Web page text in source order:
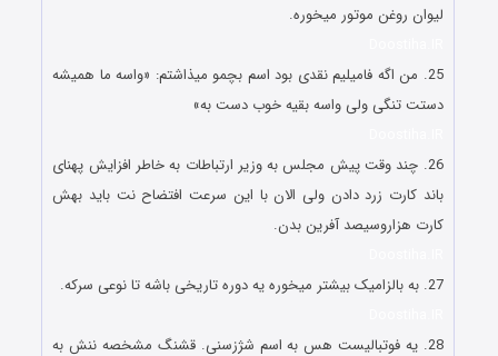
لیوان روغن موتور میخوره.
25. من اگه فامیلیم نقدی بود اسم بچمو میذاشتم: «واسه ما همیشه
دستت تنگی ولی واسه بقیه خوب دست به»
26. چند وقت پیش مجلس به وزیر ارتباطات به خاطر افزایش پهنای
باند کارت زرد دادن ولی الان با این سرعت افتضاح نت باید بهش
کارت هزاروسیصد آفرین بدن.
27. به بالزامیک بیشتر میخوره یه دوره تاریخی باشه تا نوعی سرکه.
28. یه فوتبالیست هس به اسم شژزسنی. قشنگ مشخصه ننش به